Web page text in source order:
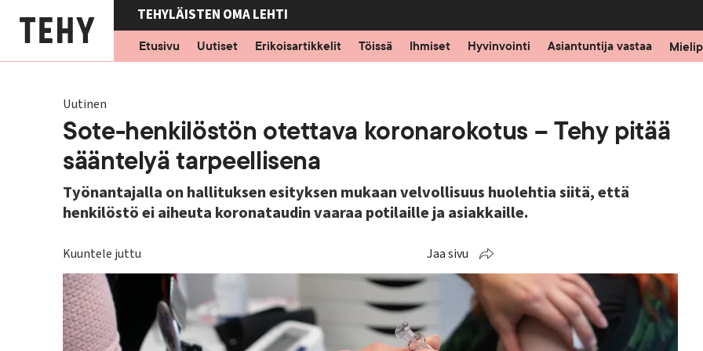
pääsisältöön
TEHYLÄISTEN OMA LEHTI
Etusivu
Uutiset Erikoisartikkelit Töissä Ihmiset Hyvinvointi Asiantuntija vastaa
Uutinen
Sote-henkilöstön otettava koronarokotus – Tehy pitää
sääntelyä tarpeellisena
Työnantajalla on hallituksen esityksen mukaan velvollisuus huolehtia siitä, että
henkilöstö ei aiheuta koronataudin vaaraa potilaille ja asiakkaille.
Kuuntele juttu Jaa sivu